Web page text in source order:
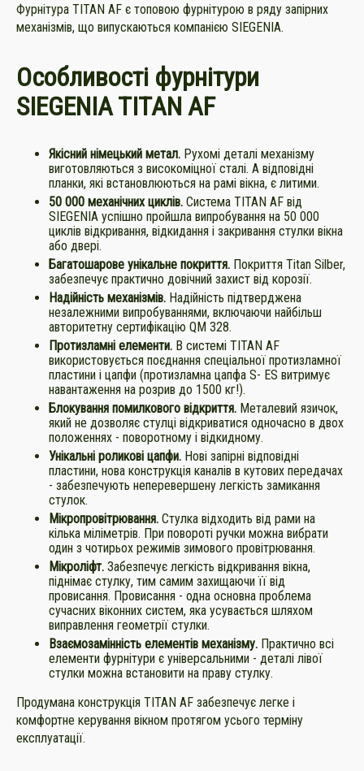
Фурнітура TITAN AF є топовою фурнітурою в ряду запірних
механізмів, що випускаються компанією SIEGENIA.
Особливості фурнітури
SIEGENIA TITAN AF
Якісний німецький метал. Рухомі деталі механізму
виготовляються з високоміцної сталі. А відповідні
планки, які встановлюються на рамі вікна, є литими.
50 000 механічних циклів. Система TITAN AF від
SIEGENIA успішно пройшла випробування на 50 000
циклів відкривання, відкидання і закривання стулки вікна
або двері.
Багатошарове унікальне покриття. Покриття Тitan Silber,
забезпечує практично довічний захист від корозії.
Надійність механізмів. Надійність підтверджена
незалежними випробуваннями, включаючи найбільш
авторитетну сертифікацію QM 328.
Протизламні елементи. В системі TITAN AF
використовується поєднання спеціальної протизламної
пластини і цапфи (протизламна цапфа S- ES витримує
навантаження на розрив до 1500 кг!).
Блокування помилкового відкриття. Металевий язичок,
який не дозволяє стулці відкриватися одночасно в двох
положеннях - поворотному і відкидному.
Унікальні роликові цапфи. Нові запірні відповідні
пластини, нова конструкція каналів в кутових передачах
- забезпечують неперевершену легкість замикання
стулок.
Мікропровітрювання. Стулка відходить від рами на
кілька міліметрів. При повороті ручки можна вибрати
один з чотирьох режимів зимового провітрювання.
Мікроліфт. Забезпечує легкість відкривання вікна,
піднімає стулку, тим самим захищаючи її від
провисання. Провисання - одна основна проблема
сучасних віконних систем, яка усувається шляхом
виправлення геометрії стулки.
Взаємозамінність елементів механізму. Практично всі
елементи фурнітури є універсальними - деталі лівої
стулки можна встановити на праву стулку.
Продумана конструкція TITAN AF забезпечує легке і
комфортне керування вікном протягом усього терміну
експлуатації.